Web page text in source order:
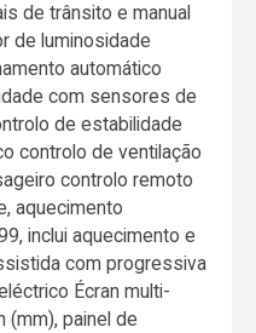
de trânsito e manual
de luminosidade
automático
com sensores de
de estabilidade
controlo de ventilação
controlo remoto
aquecimento
inclui aquecimento e
com progressiva
Écran multi-
(mm), painel de